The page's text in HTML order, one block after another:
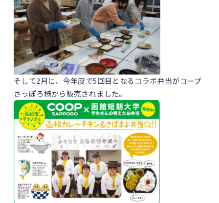
そして2月に、今年度で5回目となるコラボ弁当がコープ
さっぽろ様から販売されました。